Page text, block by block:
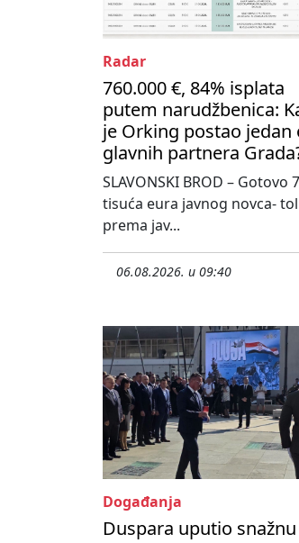
Radar
760.000 €, 84% isplata
putem narudžbenica:
je Orking postao jedan
glavnih partnera
SLAVONSKI BROD – Gotovo
tisuća eura javnog novca-
prema jav...
06.08.2026. u 09:40
Događanja
Duspara uputio snažnu